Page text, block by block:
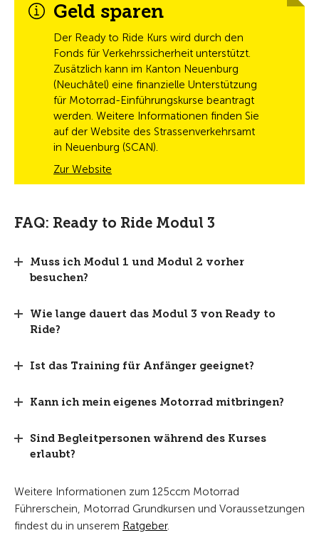
Geld sparen
Der Ready to Ride Kurs wird durch den
Fonds für Verkehrssicherheit unterstützt.
Zusätzlich kann im Kanton Neuenburg
(Neuchâtel) eine finanzielle Unterstützung
für Motorrad-Einführungskurse beantragt
werden. Weitere Informationen finden Sie
auf der Website des Strassenverkehrsamt
in Neuenburg (SCAN).
Zur Website
FAQ: Ready to Ride Modul 3
Muss ich Modul 1 und Modul 2 vorher
besuchen?
Wie lange dauert das Modul 3 von Ready to
Ride?
Ist das Training für Anfänger geeignet?
Kann ich mein eigenes Motorrad mitbringen?
Sind Begleitpersonen während des Kurses
erlaubt?
Weitere Informationen zum 125ccm Motorrad
Führerschein, Motorrad Grundkursen und Voraussetzungen
findest du in unserem Ratgeber.